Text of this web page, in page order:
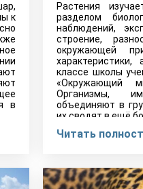
к
в
Растения
разделом
наблюдений,
строение,
окружающей
классе школы
«Окружающий
Организмы,
объединяют в
их сводят в ещё
Читать